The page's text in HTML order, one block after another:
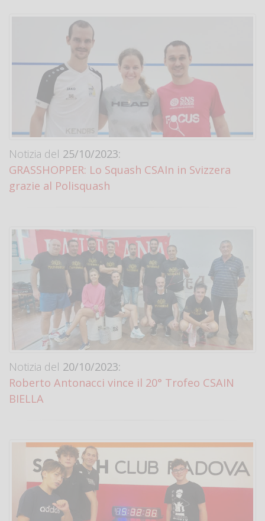
Notizia del 25/10/2023:
GRASSHOPPER: Lo Squash CSAIn in Svizzera
grazie al Polisquash
Notizia del 20/10/2023:
Roberto Antonacci vince il 20° Trofeo CSAIN
BIELLA